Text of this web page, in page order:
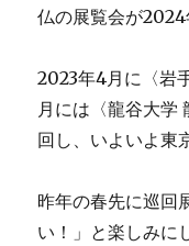
仏の展覧会が2024
2023年4月に〈岩
月には〈龍谷大学
回し、いよいよ東
昨年の春先に巡回
い！」と楽しみに